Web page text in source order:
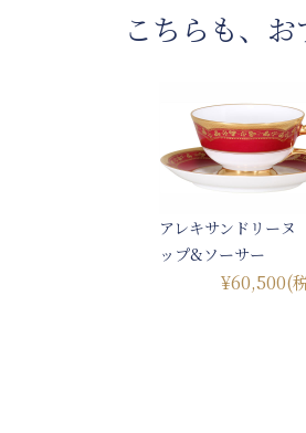
こちらも、
アレキサンドリー
ップ&ソーサー
¥60,500(